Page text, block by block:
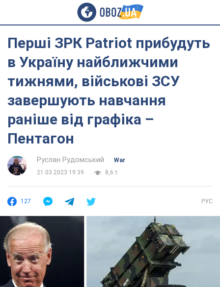
Перші ЗРК Patriot прибудуть
в Україну найближчими
тижнями, військові ЗСУ
завершують навчання
раніше від графіка –
Пентагон
Руслан Рудомський
War
21.03.2023 19:39
8,6 т.
127 РУС